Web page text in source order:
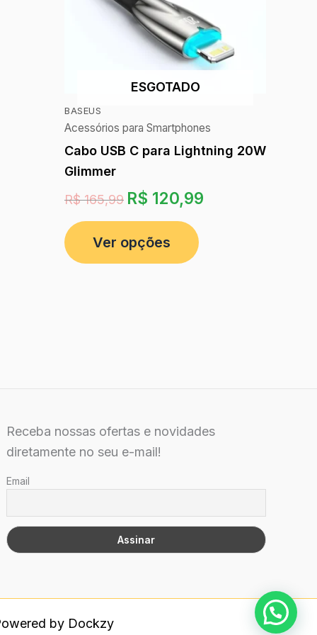
BASEUS
ESGOTADO
Acessórios para Smartphones
Cabo USB C para Lightning 20W
Glimmer
R$165,99 R$ 120,99
Ver opções
Receba nossas ofertas e novidades
diretamente no seu e-mail!
Email
by Dockzy